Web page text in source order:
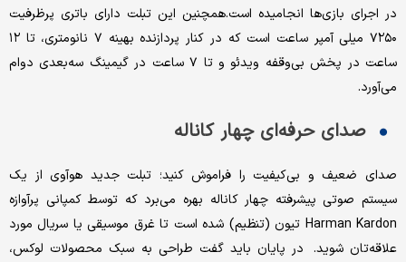
در اجرای بازی‌ها انجامیده است.همچنین این تبلت دارای باتری پرظرفیت
۷۲۵۰ میلی آمپر ساعت است که در کنار پردازنده بهینه ۷ نانومتری، تا ۱۲
ساعت در پخش بی‌وقفه ویدئو و تا ۷ ساعت در گیمینگ سه‌بعدی دوام
می‌آورد.
صدای حرفه‌ای چهار کاناله
صدای ضعیف و بی‌کیفیت را فراموش کنید؛ تبلت جدید هوآوی از یک
سیستم صوتی پیشرفته چهار کاناله بهره می‌برد که توسط کمپانی پرآوازه
Harman Kardon تیون (تنظیم) شده است تا غرق موسیقی یا سریال مورد
علاقه‌تان شوید. در پایان باید گفت طراحی به سبک محصولات لوکس،